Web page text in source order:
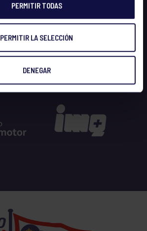
PERMITIR TODAS
PERMITIR LA SELECCIÓN
DENEGAR